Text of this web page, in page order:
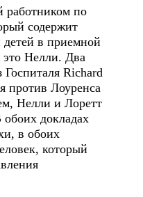
работником по
содержит
в приемной
это Нелли. Два
Госпиталя Richard
против Лоуренса
Нелли и Лоретт
докладах
в обоих
который